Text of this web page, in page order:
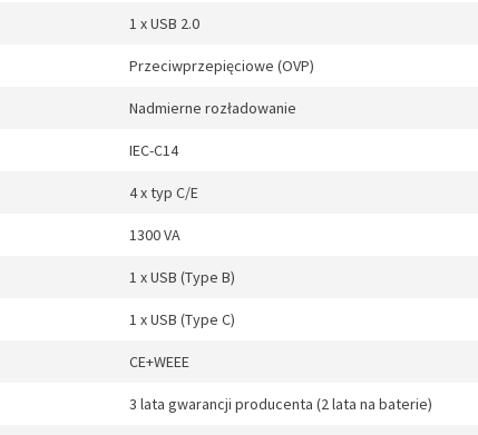
1 x USB 2.0
Przeciwprzepięciowe (OVP)
Nadmierne rozładowanie
IEC-C14
4 x typ C/E
1300 VA
1 x USB (Type B)
1 x USB (Type C)
CE+WEEE
3 lata gwarancji producenta (2 lata na baterie)